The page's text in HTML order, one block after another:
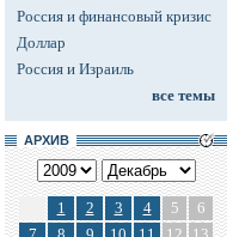
Россия и финансовый кризис
Доллар
Россия и Израиль
все темы
АРХИВ
1 2 3 4 5
6